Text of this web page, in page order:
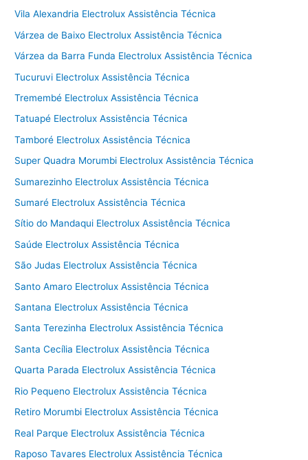
Vila Alexandria Electrolux Assistência Técnica
Várzea de Baixo Electrolux Assistência Técnica
Várzea da Barra Funda Electrolux Assistência Técnica
Tucuruvi Electrolux Assistência Técnica
Tremembé Electrolux Assistência Técnica
Tatuapé Electrolux Assistência Técnica
Tamboré Electrolux Assistência Técnica
Super Quadra Morumbi Electrolux Assistência Técnica
Sumarezinho Electrolux Assistência Técnica
Sumaré Electrolux Assistência Técnica
Sítio do Mandaqui Electrolux Assistência Técnica
Saúde Electrolux Assistência Técnica
São Judas Electrolux Assistência Técnica
Santo Amaro Electrolux Assistência Técnica
Santana Electrolux Assistência Técnica
Santa Terezinha Electrolux Assistência Técnica
Santa Cecília Electrolux Assistência Técnica
Quarta Parada Electrolux Assistência Técnica
Rio Pequeno Electrolux Assistência Técnica
Retiro Morumbi Electrolux Assistência Técnica
Real Parque Electrolux Assistência Técnica
Raposo Tavares Electrolux Assistência Técnica